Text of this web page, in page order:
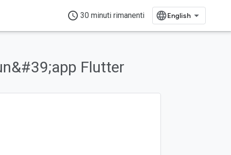
access_time 30 minuti rimanenti
Flutter